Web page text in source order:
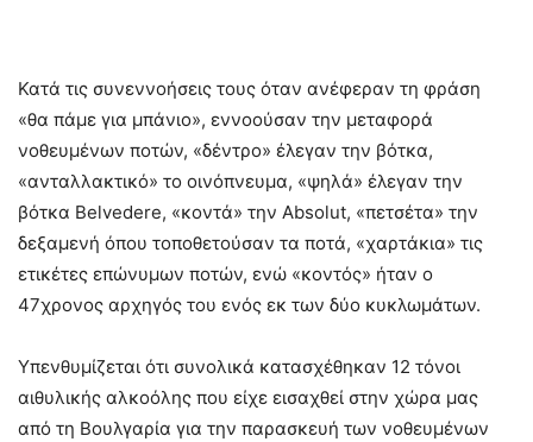
Κατά τις συνεννοήσεις τους όταν ανέφεραν τη φράση
«θα πάμε για μπάνιο», εννοούσαν την μεταφορά
νοθευμένων ποτών, «δέντρο» έλεγαν την βότκα,
«ανταλλακτικό» το οινόπνευμα, «ψηλά» έλεγαν την
βότκα Belvedere, «κοντά» την Absolut, «πετσέτα» την
δεξαμενή όπου τοποθετούσαν τα ποτά, «χαρτάκια» τις
ετικέτες επώνυμων ποτών, ενώ «κοντός» ήταν ο
47χρονος αρχηγός του ενός εκ των δύο κυκλωμάτων.
Υπενθυμίζεται ότι συνολικά κατασχέθηκαν 12 τόνοι
αιθυλικής αλκοόλης που είχε εισαχθεί στην χώρα μας
από τη Βουλγαρία για την παρασκευή των νοθευμένων